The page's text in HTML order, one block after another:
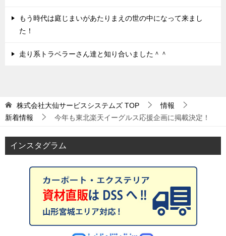
もう時代は庭じまいがあたりまえの世の中になって来まし
た！
走り系トラベラーさん達と知り合いました＾＾
株式会社大仙サービスシステムズ TOP
情報
新着情報
今年も東北楽天イーグルス応援企画に掲載決定！
インスタグラム